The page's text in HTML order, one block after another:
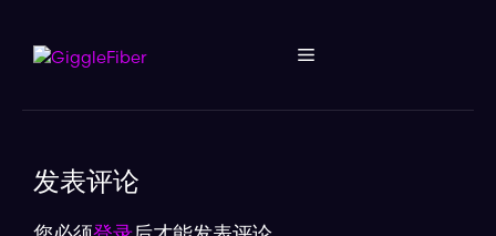
发表评论